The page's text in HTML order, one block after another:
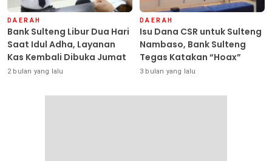
DAERAH
Bank Sulteng Libur Dua Hari
Saat Idul Adha, Layanan
Kas Kembali Dibuka Jumat
2 bulan yang lalu
DAERAH
Isu Dana CSR untuk Sulteng
Nambaso, Bank Sulteng
Tegas Katakan “Hoax”
3 bulan yang lalu